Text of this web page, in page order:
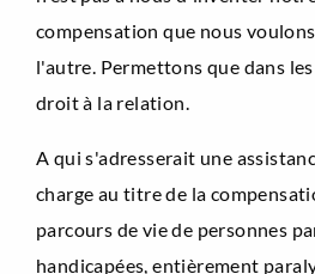
compensation que nous
l'autre. Permettons que dans
droit à la relation.
A qui s'adresserait une
charge au titre de la
parcours de vie de personnes
handicapées, entièrement